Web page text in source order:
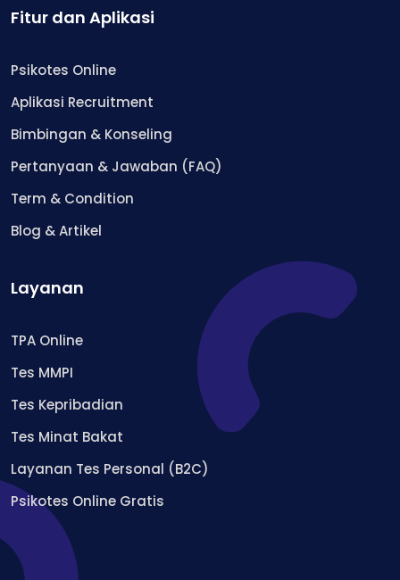
Fitur dan Aplikasi
Psikotes Online
Aplikasi Recruitment
Bimbingan & Konseling
Pertanyaan & Jawaban (FAQ)
Term & Condition
Blog & Artikel
Layanan
TPA Online
Tes MMPI
Tes Kepribadian
Tes Minat Bakat
Layanan Tes Personal (B2C)
Psikotes Online Gratis